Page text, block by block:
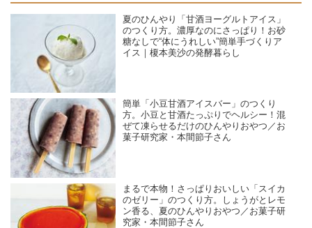
夏のひんやり「甘酒ヨーグルトアイス」
のつくり方。濃厚なのにさっぱり！お砂
糖なしで“体にうれしい”簡単手づくりア
イス｜榎本美沙の発酵暮らし
簡単「小豆甘酒アイスバー」のつくり
方。小豆と甘酒たっぷりでヘルシー！混
ぜて凍らせるだけのひんやりおやつ／お
菓子研究家・本間節子さん
まるで本物！さっぱりおいしい「スイカ
のゼリー」のつくり方。しょうがとレモ
ン香る、夏のひんやりおやつ／お菓子研
究家・本間節子さん